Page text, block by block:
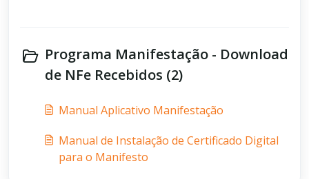
Programa Manifestação - Download
de NFe Recebidos (2)
Manual Aplicativo Manifestação
Manual de Instalação de Certificado Digital
para o Manifesto